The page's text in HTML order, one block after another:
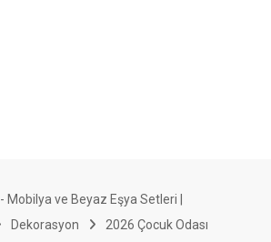
ve Beyaz Eşya Setleri |
Dekorasyon
2026 Çocuk Odası